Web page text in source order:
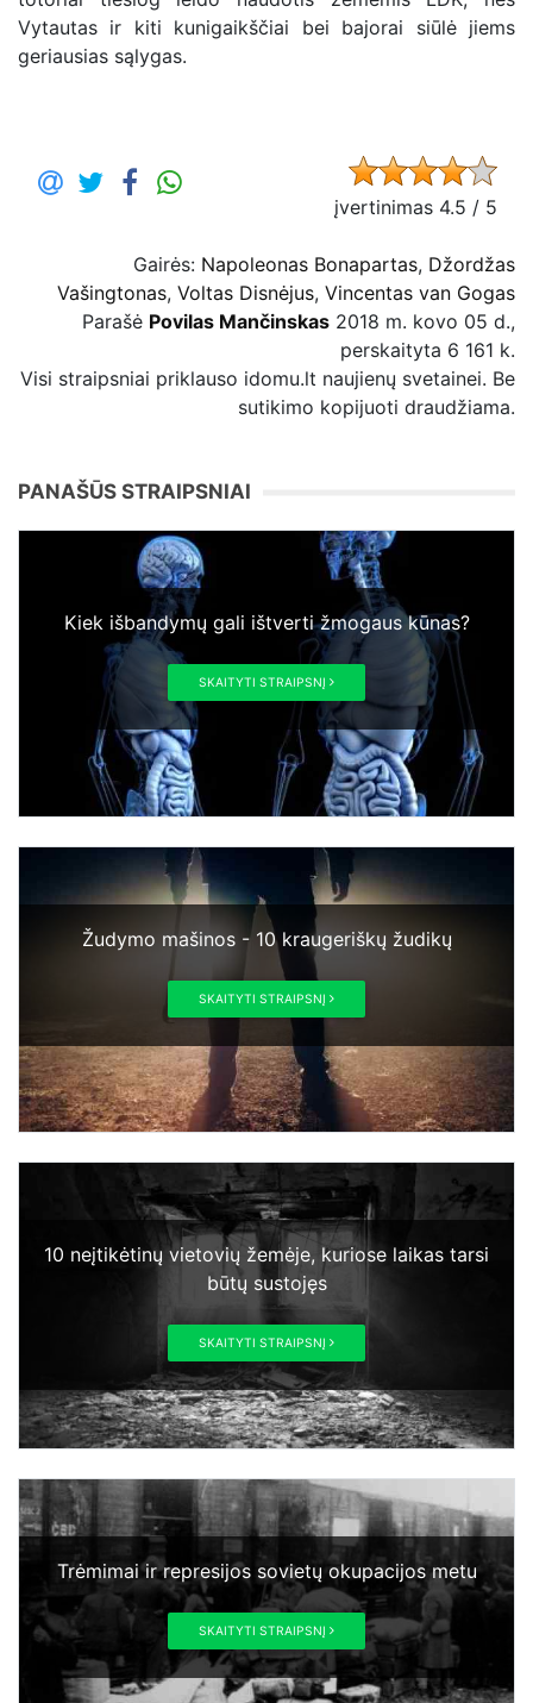
Vytautas ir kiti kunigaikščiai bei bajorai siūlė jiems
geriausias sąlygas.
įvertinimas 4.5 / 5
Gairės: Napoleonas Bonapartas, Džordžas
Vašingtonas, Voltas Disnėjus, Vincentas van Gogas
Parašė Povilas Mančinskas 2018 m. kovo 05 d.,
perskaityta 6 161 k.
Visi straipsniai priklauso idomu.lt naujienų svetainei. Be
sutikimo kopijuoti draudžiama.
PANAŠŪS STRAIPSNIAI
Kiek išbandymų gali ištverti žmogaus kūnas?
SKAITYTI STRAIPSNĮ
Žudymo mašinos - 10 kraugeriškų žudikų
SKAITYTI STRAIPSNĮ
10 neįtikėtinų vietovių žemėje, kuriose laikas tarsi
būtų sustojęs
SKAITYTI STRAIPSNĮ
Trėmimai ir represijos sovietų okupacijos metu
SKAITYTI STRAIPSNĮ